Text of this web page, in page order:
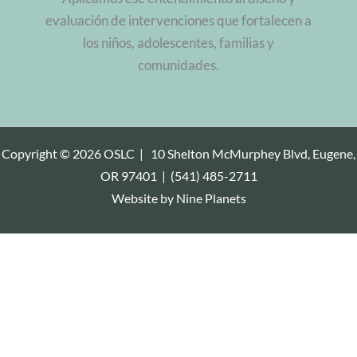
evaluación de intervenciones que fortalecen a
los niños, adolescentes, familias y
comunidades.
Copyright © 2026 OSLC |
10 Shelton McMurphey Blvd, Eugene,
OR 97401
(541) 485-2711
Website by Nine Planets